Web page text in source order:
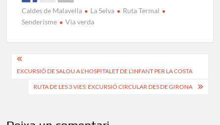
Caldes de Malavella La Selva
Ruta Termal
Senderisme
Via verda
Navegació
d'entrades
EXCURSIÓ DE SALOU A L’HOSPITALET DE L’INFANT PER LA COSTA
RUTA DE LES 3 VIES: EXCURSIÓ CIRCULAR DES DE GIRONA